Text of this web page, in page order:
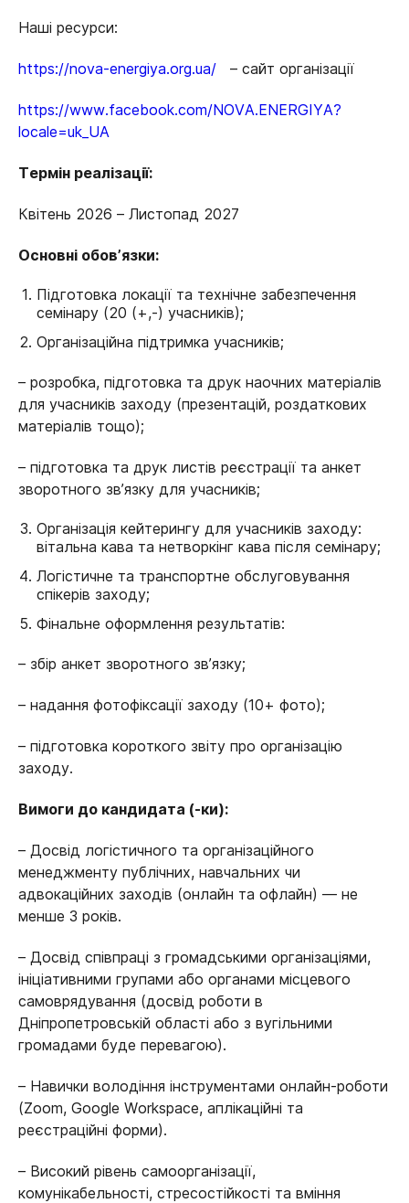
Наші ресурси:
https://nova-energiya.org.ua/ – сайт організації
https://www.facebook.com/NOVA.ENERGIYA?
locale=uk_UA
Термін реалізації:
Квітень 2026 – Листопад 2027
Основні обов’язки:
Підготовка локації та технічне забезпечення
семінару (20 (+,-) учасників);
Організаційна підтримка учасників;
– розробка, підготовка та друк наочних матеріалів
для учасників заходу (презентацій, роздаткових
матеріалів тощо);
– підготовка та друк листів реєстрації та анкет
зворотного зв’язку для учасників;
Організація кейтерингу для учасників заходу:
вітальна кава та нетворкінг кава після семінару;
Логістичне та транспортне обслуговування
спікерів заходу;
Фінальне оформлення результатів:
– збір анкет зворотного зв’язку;
– надання фотофіксації заходу (10+ фото);
– підготовка короткого звіту про організацію
заходу.
Вимоги до кандидата (-ки):
– Досвід логістичного та організаційного
менеджменту публічних, навчальних чи
адвокаційних заходів (онлайн та офлайн) — не
менше 3 років.
– Досвід співпраці з громадськими організаціями,
ініціативними групами або органами місцевого
самоврядування (досвід роботи в
Дніпропетровській області або з вугільними
громадами буде перевагою).
– Навички володіння інструментами онлайн-роботи
(Zoom, Google Workspace, аплікаційні та
реєстраційні форми).
– Високий рівень самоорганізації,
комунікабельності, стресостійкості та вміння